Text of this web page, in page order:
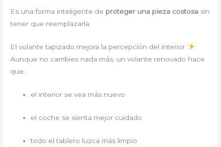
Es una forma inteligente de proteger una pieza costosa sin
tener que reemplazarla.
El volante tapizado mejora la percepción del interior
Aunque no cambies nada más, un volante renovado hace
que:
el interior se vea más nuevo
el coche se sienta mejor cuidado
todo el tablero luzca más limpio